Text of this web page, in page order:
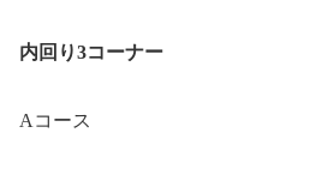
内回り3コーナー
Aコース